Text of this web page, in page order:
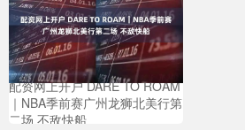
配资网上开户 DARE TO ROAM
｜NBA季前赛广州龙狮北美行第
二场 不敌快船